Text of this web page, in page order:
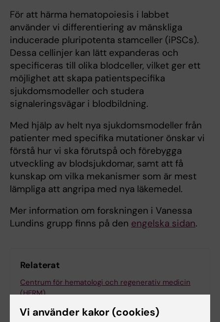
För att härma hematopoiesis i labbet
använder vi differentiering av mänskliga
inducerade pluripotenta stamceller (iPSCs).
Dessa cellinjer kan lätt expanderas och
specificeras till olika blodceller, vilket ger ett
möjlighet att skapa patientspecifika
sjukdomsmodeller och studera
signaleringsvägar i blodbildning.
Med hjälp av helt nya sjukdomsmodeller från
patienter med specifika mutationer önskar vi
förstå hur vi ska förutspå och förebygga
utveckling av blodsjukdomar, samt att få
kunskap om vilka mekanismer som är mest
lämpliga att angripa med nya läkemedel.
Mer information om forskningen i Vanessa
Lundins grupp finns på den engelska sidan.
Relaterat
Centrum för hematologi och regenerativ medicin
(HERM)
Vi använder kakor (cookies)